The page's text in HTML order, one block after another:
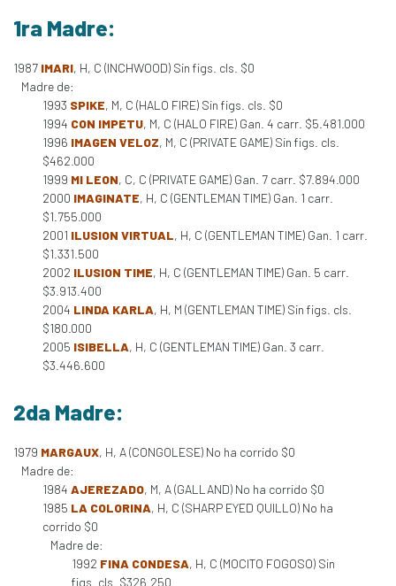
1ra Madre:
1987 IMARI, H, C (INCHWOOD) Sin figs. cls. $0
Madre de:
1993 SPIKE, M, C (HALO FIRE) Sin figs. cls. $0
1994 CON IMPETU, M, C (HALO FIRE) Gan. 4 carr. $5.481.000
1996 IMAGEN VELOZ, M, C (PRIVATE GAME) Sin figs. cls.
$462.000
1999 MI LEON, C, C (PRIVATE GAME) Gan. 7 carr. $7.894.000
2000 IMAGINATE, H, C (GENTLEMAN TIME) Gan. 1 carr.
$1.755.000
2001 ILUSION VIRTUAL, H, C (GENTLEMAN TIME) Gan. 1 carr.
$1.331.500
2002 ILUSION TIME, H, C (GENTLEMAN TIME) Gan. 5 carr.
$3.913.400
2004 LINDA KARLA, H, M (GENTLEMAN TIME) Sin figs. cls.
$180.000
2005 ISIBELLA, H, C (GENTLEMAN TIME) Gan. 3 carr.
$3.446.600
2da Madre:
1979 MARGAUX, H, A (CONGOLESE) No ha corrido $0
Madre de:
1984 AJEREZADO, M, A (GALLAND) No ha corrido $0
1985 LA COLORINA, H, C (SHARP EYED QUILLO) No ha
corrido $0
Madre de:
1992 FINA CONDESA, H, C (MOCITO FOGOSO) Sin
figs. cls. $326.250